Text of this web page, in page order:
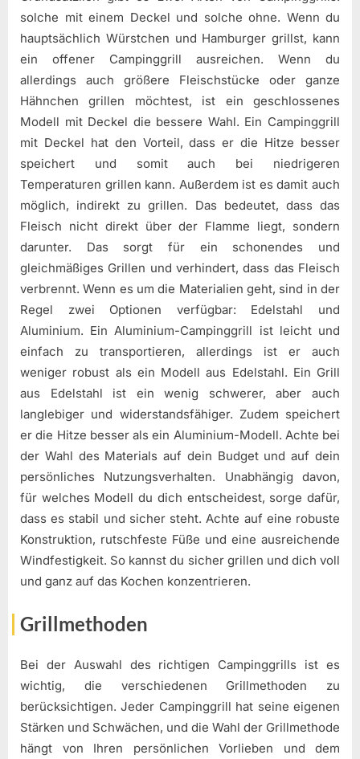
solche mit einem Deckel und solche ohne. Wenn du
hauptsächlich Würstchen und Hamburger grillst, kann
ein offener Campinggrill ausreichen. Wenn du
allerdings auch größere Fleischstücke oder ganze
Hähnchen grillen möchtest, ist ein geschlossenes
Modell mit Deckel die bessere Wahl. Ein Campinggrill
mit Deckel hat den Vorteil, dass er die Hitze besser
speichert und somit auch bei niedrigeren
Temperaturen grillen kann. Außerdem ist es damit auch
möglich, indirekt zu grillen. Das bedeutet, dass das
Fleisch nicht direkt über der Flamme liegt, sondern
darunter. Das sorgt für ein schonendes und
gleichmäßiges Grillen und verhindert, dass das Fleisch
verbrennt. Wenn es um die Materialien geht, sind in der
Regel zwei Optionen verfügbar: Edelstahl und
Aluminium. Ein Aluminium-Campinggrill ist leicht und
einfach zu transportieren, allerdings ist er auch
weniger robust als ein Modell aus Edelstahl. Ein Grill
aus Edelstahl ist ein wenig schwerer, aber auch
langlebiger und widerstandsfähiger. Zudem speichert
er die Hitze besser als ein Aluminium-Modell. Achte bei
der Wahl des Materials auf dein Budget und auf dein
persönliches Nutzungsverhalten. Unabhängig davon,
für welches Modell du dich entscheidest, sorge dafür,
dass es stabil und sicher steht. Achte auf eine robuste
Konstruktion, rutschfeste Füße und eine ausreichende
Windfestigkeit. So kannst du sicher grillen und dich voll
und ganz auf das Kochen konzentrieren.
Grillmethoden
Bei der Auswahl des richtigen Campinggrills ist es
wichtig, die verschiedenen Grillmethoden zu
berücksichtigen. Jeder Campinggrill hat seine eigenen
Stärken und Schwächen, und die Wahl der Grillmethode
hängt von Ihren persönlichen Vorlieben und dem